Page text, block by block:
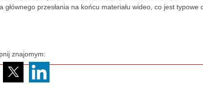
przesłania na końcu materiału wideo, co jest typowe
znajomym: